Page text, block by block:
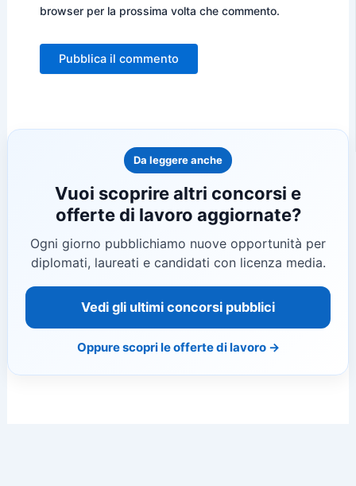
browser per la prossima volta che commento.
Da leggere anche
Vuoi scoprire altri concorsi e
offerte di lavoro aggiornate?
Ogni giorno pubblichiamo nuove opportunità per
diplomati, laureati e candidati con licenza media.
Vedi gli ultimi concorsi pubblici
Oppure scopri le offerte di lavoro →